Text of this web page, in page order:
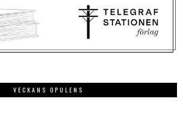
VECKANS OPULENS